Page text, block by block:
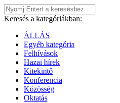
Keresés a kategóriákban:
ÁLLÁS
Egyéb kategória
Felhívások
Hazai hírek
Kitekintő
Konferencia
Közösség
Oktatás